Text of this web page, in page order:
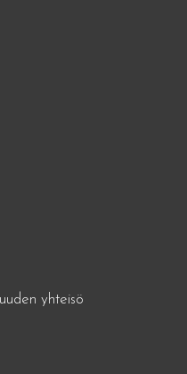
yhteisö